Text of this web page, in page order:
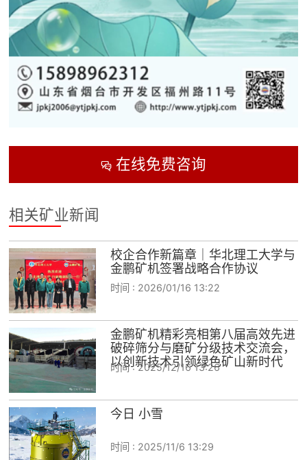
在线免费咨询
相关矿业新闻
校企合作新篇章｜华北理工大学与
金鹏矿机签署战略合作协议
时间 : 2026/01/16 13:22
金鹏矿机精彩亮相第八届高效先进
破碎筛分与磨矿分级技术交流会，
以创新技术引领绿色矿山新时代
时间 :2025/12/16 13:26
今日 小雪
时间 : 2025/11/6 13:29